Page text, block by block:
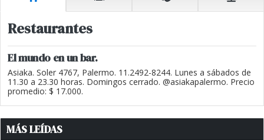
Restaurantes
El mundo en un bar.
Asiaka. Soler 4767, Palermo. 11.2492-8244. Lunes a sábados de
11.30 a 23.30 horas. Domingos cerrado. @asiakapalermo. Precio
promedio: $ 17.000.
MÁS LEÍDAS